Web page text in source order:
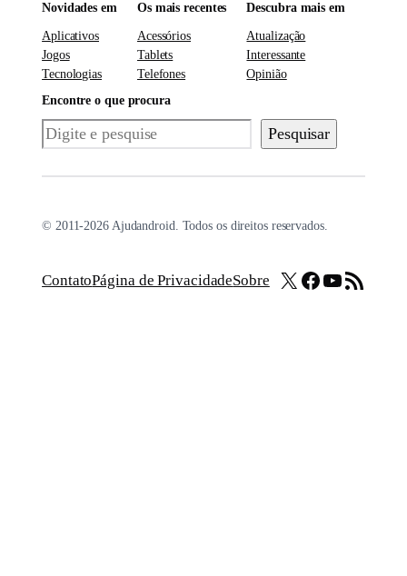
Novidades em
Aplicativos
Jogos
Tecnologias
Os mais recentes
Acessórios
Tablets
Telefones
Descubra mais em
Atualização
Interessante
Opinião
Encontre o que procura
Pesquisar Pesquisar
© 2011-2026 Ajudandroid. Todos os direitos reservados.
ContatoPágina de PrivacidadeSobre X Facebook
Youtube
Feed RSS